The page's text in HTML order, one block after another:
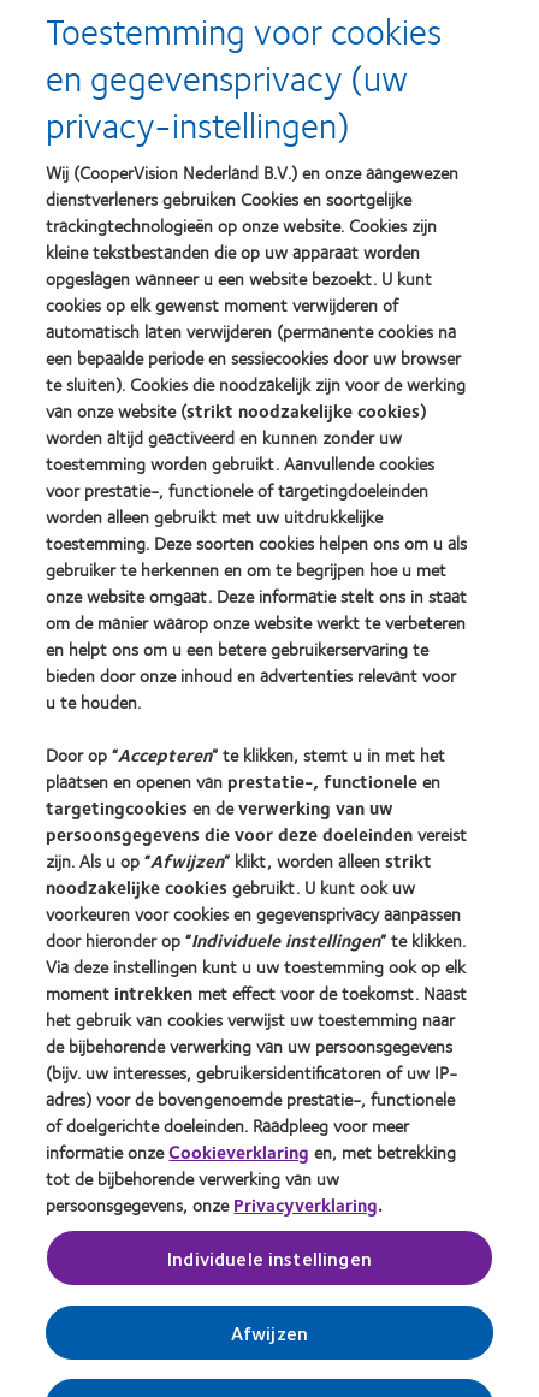
Learn
more
about
Silmo
d’Or
best
product
award
met
MyDay™
(2013)
Learn
more
about
Contact
Lens
Product
of
the
Year
(2013)
Learn
more
about
2012
&
2010
Best
Companies
for
Leaders
(2012)
Learn
more
about
2011
Best
Factory
Awards
(2011)
Learn
more
about
ODMA
2011
(2011)
Learn
more
about
2012
REBRAND
100®
Global
Award
(2012)
Onze producten
Zoek uw contactlens
Contactlenstechnologie
Vind uw opticien
Contactlenzen en gezichtsvermogen
Nieuwe drager
Ervaren drager
Over CooperVision
Vacatures bij CooperVision
Nieuwscentrum
Contact
Legal
Privacybeleid
Cookie beleid
Servicevoorwaarden
Toestemmingsvoorkeuren beheren
Toestemming voor cookies
en gegevensprivacy (uw
privacy-instellingen)
Wij (CooperVision Nederland B.V.) en onze aangewezen
dienstverleners gebruiken Cookies en soortgelijke
trackingtechnologieën op onze website. Cookies zijn
kleine tekstbestanden die op uw apparaat worden
opgeslagen wanneer u een website bezoekt. U kunt
cookies op elk gewenst moment verwijderen of
automatisch laten verwijderen (permanente cookies na
een bepaalde periode en sessiecookies door uw browser
te sluiten). Cookies die noodzakelijk zijn voor de werking
van onze website (strikt noodzakelijke cookies)
worden altijd geactiveerd en kunnen zonder uw
toestemming worden gebruikt. Aanvullende cookies
voor prestatie-, functionele of targetingdoeleinden
worden alleen gebruikt met uw uitdrukkelijke
toestemming. Deze soorten cookies helpen ons om u als
gebruiker te herkennen en om te begrijpen hoe u met
onze website omgaat. Deze informatie stelt ons in staat
om de manier waarop onze website werkt te verbeteren
en helpt ons om u een betere gebruikerservaring te
bieden door onze inhoud en advertenties relevant voor
u te houden.
Door op “Accepteren” te klikken, stemt u in met het
plaatsen en openen van prestatie-, functioneleen
targetingcookiesen deverwerking van uw
persoonsgegevens die voor deze doeleindenvereist
zijn. Als u op “Afwijzen” klikt, worden alleenstrikt
noodzakelijke cookiesgebruikt. U kunt ook uw
voorkeuren voor cookies en gegevensprivacy aanpassen
door hieronder op “Individuele instellingen” te klikken.
Via deze instellingen kunt u uw toestemming ook op elk
moment intrekken met effect voor de toekomst. Naast
het gebruik van cookies verwijst uw toestemming naar
de bijbehorende verwerking van uw persoonsgegevens
(bijv. uw interesses, gebruikersidentificatoren of uw IP-
adres) voor de bovengenoemde prestatie-, functionele
of doelgerichte doeleinden. Raadpleeg voor meer
informatie onzeCookieverklaring en, met betrekking
tot de bijbehorende verwerking van uw
persoonsgegevens, onzePrivacyverklaring.
Individuele instellingen
Afwijzen